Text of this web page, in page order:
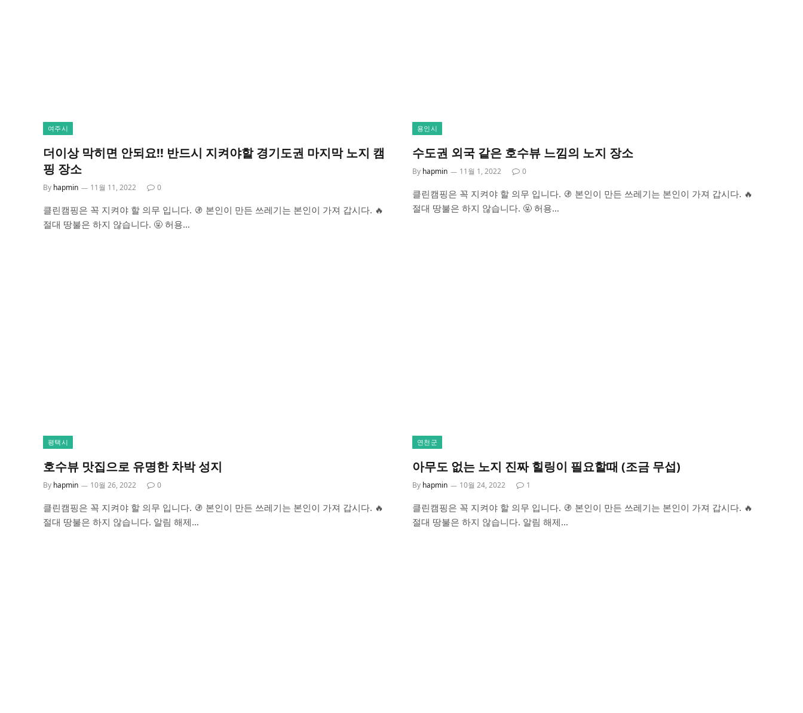
여주시
더이상 막히면 안되요!! 반드시 지켜야할 경기도권 마지막 노지 캠
핑 장소
By hapmin 11월 11, 2022 0
클린캠핑은 꼭 지켜야 할 의무 입니다. 🚯 본인이 만든 쓰레기는 본인이 가져 갑시다. 🔥
절대 땅불은 하지 않습니다. 🤬 허용…
용인시
수도권 외국 같은 호수뷰 느낌의 노지 장소
By hapmin 11월 1, 2022 0
클린캠핑은 꼭 지켜야 할 의무 입니다. 🚯 본인이 만든 쓰레기는 본인이 가져 갑시다. 🔥
절대 땅불은 하지 않습니다. 🤬 허용…
평택시
호수뷰 맛집으로 유명한 차박 성지
By hapmin 10월 26, 2022 0
클린캠핑은 꼭 지켜야 할 의무 입니다. 🚯 본인이 만든 쓰레기는 본인이 가져 갑시다. 🔥
절대 땅불은 하지 않습니다. 알림 해제…
연천군
아무도 없는 노지 진짜 힐링이 필요할때 (조금 무섭)
By hapmin 10월 24, 2022 1
클린캠핑은 꼭 지켜야 할 의무 입니다. 🚯 본인이 만든 쓰레기는 본인이 가져 갑시다. 🔥
절대 땅불은 하지 않습니다. 알림 해제…